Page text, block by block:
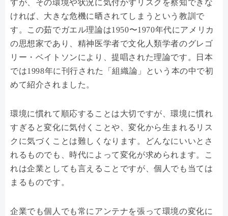
すが、その環境や状況に気付かずリスクを察知できな
ければ、大きな危機に晒されてしまうという教訓で
す。この茹でガエル理論は1950〜1970年代にアメリカ
の思想家であり、精神医学者で文化人類学者のグレゴ
リー・ベイトソンにより、提唱された理論です。日本
では1998年に刊行された「組織論」という本の中で初
めて紹介されました。
環境に慣れて順応することは大切ですが、環境に慣れ
すぎると変化に気付くことや、変化から生まれるリス
クに気づくことは難しくなります。どんなにいいとさ
れるものでも、時代によって変化が求められます。こ
れは企業としても言えることですが、個人でも当ては
まるものです。
企業でも個人でも常にアンテナを張って環境の変化に